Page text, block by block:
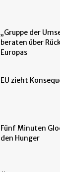
„Gruppe der
beraten über
Europas
EU zieht
Fünf Minuten
den Hunger